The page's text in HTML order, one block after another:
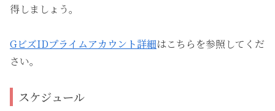
得しましょう。
GビズIDプライムアカウント詳細はこちらを参照してくだ
さい。
スケジュール